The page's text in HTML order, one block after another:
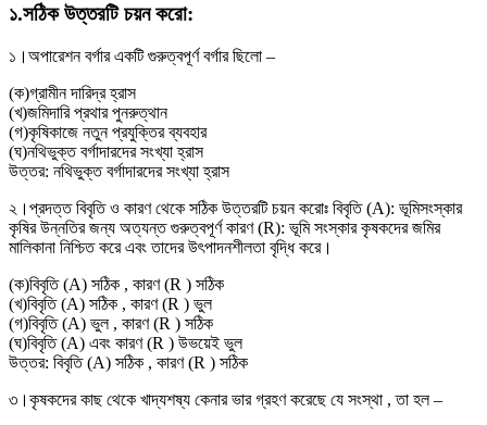
১.সঠিক উত্তরটি চয়ন করো:
১। অপারেশন বর্গার একটি গুরুত্বপূর্ণ বর্গার ছিলো –
(ক)গ্রামীন দারিদ্র হ্রাস
(খ)জমিদারি প্রথার পুনরুত্থান
(গ)কৃষিকাজে নতুন প্রযুক্তির ব্যবহার
(ঘ)নথিভুক্ত বর্গাদারদের সংখ্যা হ্রাস
উত্তর: নথিভুক্ত বর্গাদারদের সংখ্যা হ্রাস
২। প্রদত্ত বিবৃতি ও কারণ থেকে সঠিক উত্তরটি চয়ন করোঃ বিবৃতি (A): ভূমিসংস্কার
কৃষির উন্নতির জন্য অত্যন্ত গুরুত্বপূর্ণ কারণ (R): ভূমি সংস্কার কৃষকদের জমির
মালিকানা নিশ্চিত করে এবং তাদের উৎপাদনশীলতা বৃদ্ধি করে।
(ক)বিবৃতি (A) সঠিক , কারণ (R ) সঠিক
(খ)বিবৃতি (A) সঠিক , কারণ (R ) ভুল
(গ)বিবৃতি (A) ভুল , কারণ (R ) সঠিক
(ঘ)বিবৃতি (A) এবং কারণ (R ) উভয়েই ভুল
উত্তর: বিবৃতি (A) সঠিক , কারণ (R ) সঠিক
৩। কৃষকদের কাছ থেকে খাদ্যশষ্য কেনার ভার গ্রহণ করেছে যে সংস্থা , তা হল –